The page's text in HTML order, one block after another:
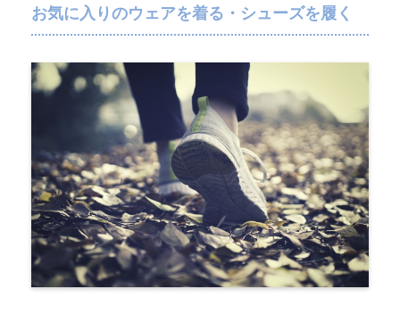
お気に入りのウェアを着る・シューズを履く